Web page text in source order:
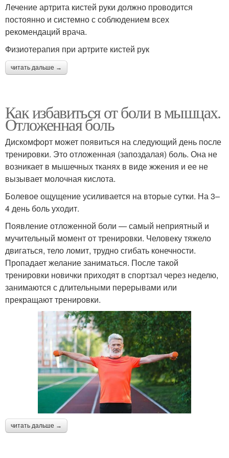
Лечение артрита кистей руки должно проводится
постоянно и системно с соблюдением всех
рекомендаций врача.
Физиотерапия при артрите кистей рук
читать дальше →
Как избавиться от боли в мышцах.
Отложенная боль
Дискомфорт может появиться на следующий день после
тренировки. Это отложенная (запоздалая) боль. Она не
возникает в мышечных тканях в виде жжения и ее не
вызывает молочная кислота.
Болевое ощущение усиливается на вторые сутки. На 3–
4 день боль уходит.
Появление отложенной боли — самый неприятный и
мучительный момент от тренировки. Человеку тяжело
двигаться, тело ломит, трудно сгибать конечности.
Пропадает желание заниматься. После такой
тренировки новички приходят в спортзал через неделю,
занимаются с длительными перерывами или
прекращают тренировки.
читать дальше →